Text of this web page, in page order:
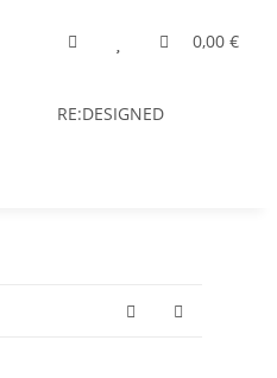
0,00 €
RE:DESIGNED